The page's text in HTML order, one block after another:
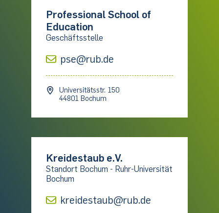
Professional School of
Education
Geschäftsstelle
pse@rub.de
Universitätsstr. 150
44801 Bochum
Kreidestaub e.V.
Standort Bochum - Ruhr-Universität
Bochum
kreidestaub@rub.de